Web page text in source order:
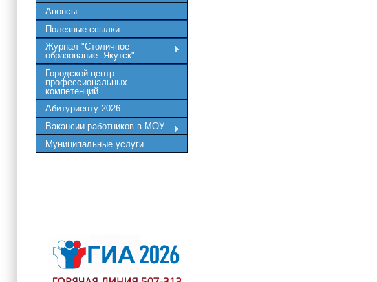
Анонсы
Полезные ссылки
Журнал "Столичное
образование. Якутск"
Городской центр
профессиональных
компетенций
Абитуриенту 2026
Вакансии работников в МОУ
Муниципальные услуги